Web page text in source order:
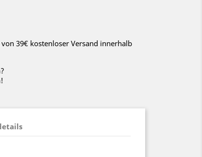
39€ kostenloser Versand innerhalb